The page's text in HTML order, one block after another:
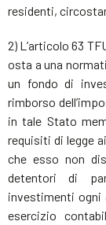
residenti,
2) L’articolo 63
osta a una
un fondo di
rimborso
in tale Stato
requisiti di legge
che esso non
detentori di
investimenti ogni
esercizio